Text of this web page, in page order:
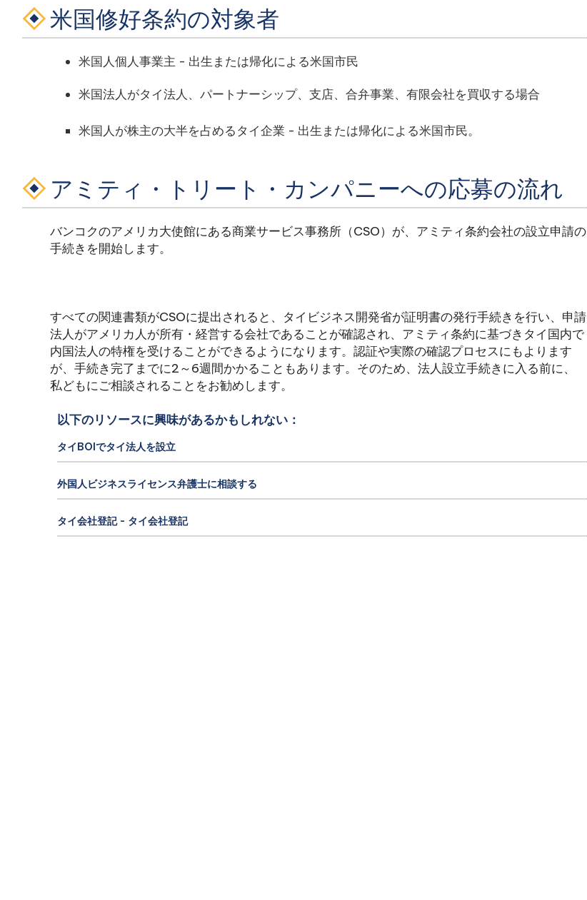
米国修好条約の対象者
米国人個人事業主 - 出生または帰化による米国市民
米国法人がタイ法人、パートナーシップ、支店、合弁事業、有限会社を買収する場合
米国人が株主の大半を占めるタイ企業 - 出生または帰化による米国市民。
アミティ・トリート・カンパニーへの応募の流れ
バンコクのアメリカ大使館にある商業サービス事務所（CSO）が、アミティ条約会社の設立申請の
手続きを開始します。
すべての関連書類がCSOに提出されると、タイビジネス開発省が証明書の発行手続きを行い、申請
法人がアメリカ人が所有・経営する会社であることが確認され、アミティ条約に基づきタイ国内で
内国法人の特権を受けることができるようになります。認証や実際の確認プロセスにもよります
が、手続き完了までに2～6週間かかることもあります。そのため、法人設立手続きに入る前に、
私どもにご相談されることをお勧めします。
以下のリソースに興味があるかもしれない：
タイBOIでタイ法人を設立
外国人ビジネスライセンス弁護士に相談する
タイ会社登記 - タイ会社登記